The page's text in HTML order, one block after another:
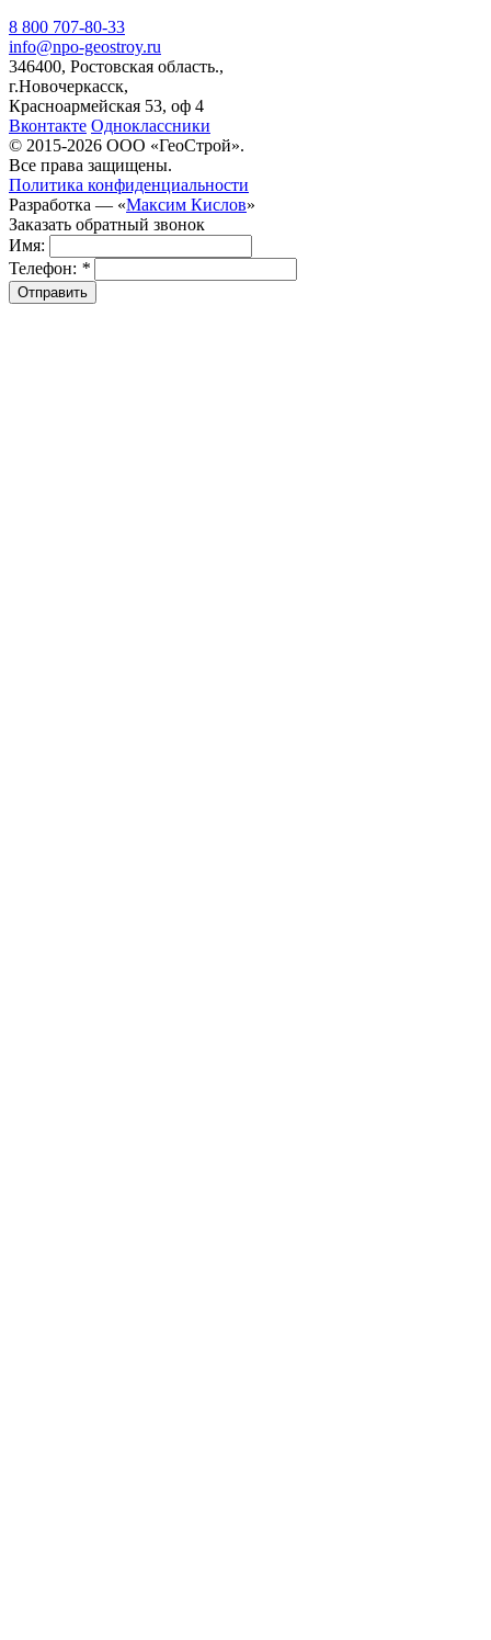
8 800 707-80-33
info@npo-geostroy.ru
346400, Ростовская область.,
г.Новочеркасск,
Красноармейская 53, оф 4
Вконтакте Одноклассники
© 2015-2026 ООО «ГеоСтрой».
Все права защищены.
Политика конфиденциальности
Разработка — «Максим Кислов»
Заказать обратный звонок
Имя:
Телефон: *
Отправить